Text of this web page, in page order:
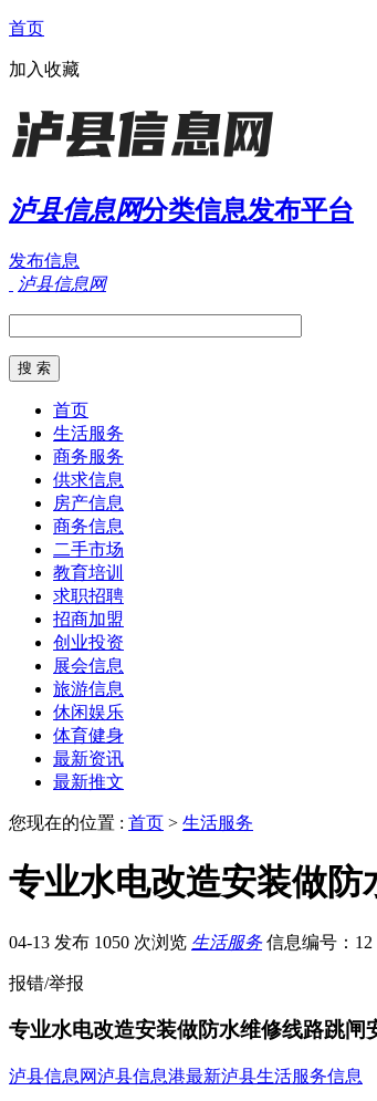
首页
加入收藏
泸县信息网分类信息发布平台
发布信息
泸县信息网
首页
生活服务
商务服务
供求信息
房产信息
商务信息
二手市场
教育培训
求职招聘
招商加盟
创业投资
展会信息
旅游信息
休闲娱乐
体育健身
最新资讯
最新推文
您现在的位置 : 首页 > 生活服务
专业水电改造安装做
04-13 发布 1050 次浏览 生活服务 信息编号：12
报错/举报
专业水电改造安装做防水维修线路跳闸
泸县信息网泸县信息港最新泸县生活服务信息